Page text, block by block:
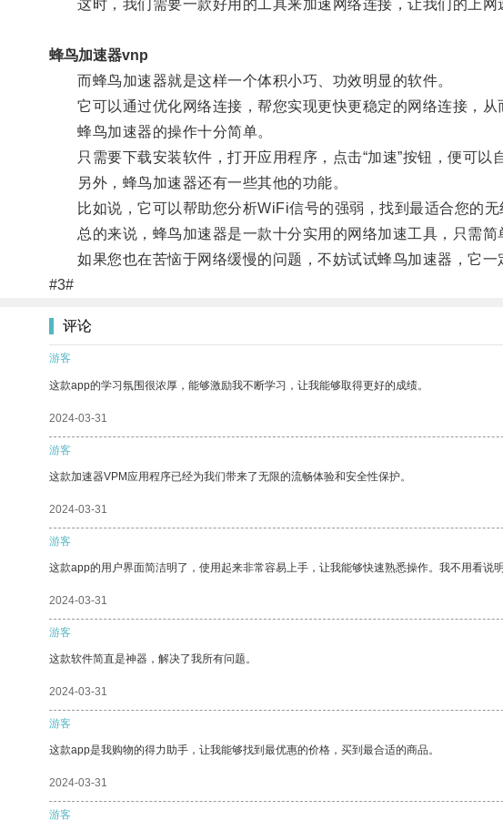
这时，我们需要一款好用的工具来加速网络连接，让我们的上网
蜂鸟加速器vnp
而蜂鸟加速器就是这样一个体积小巧、功效明显的软件。
它可以通过优化网络连接，帮您实现更快更稳定的网络连接，从
蜂鸟加速器的操作十分简单。
只需要下载安装软件，打开应用程序，点击“加速”按钮，便可以
另外，蜂鸟加速器还有一些其他的功能。
比如说，它可以帮助您分析WiFi信号的强弱，找到最适合您的无
总的来说，蜂鸟加速器是一款十分实用的网络加速工具，只需简
如果您也在苦恼于网络缓慢的问题，不妨试试蜂鸟加速器，它一
#3#
评论
游客
这款app的学习氛围很浓厚，能够激励我不断学习，让我能够取得更好的成绩。
2024-03-31
游客
这款加速器VPM应用程序已经为我们带来了无限的流畅体验和安全性保护。
2024-03-31
游客
这款app的用户界面简洁明了，使用起来非常容易上手，让我能够快速熟悉操作。我不用看说
2024-03-31
游客
这款软件简直是神器，解决了我所有问题。
2024-03-31
游客
这款app是我购物的得力助手，让我能够找到最优惠的价格，买到最合适的商品。
2024-03-31
游客